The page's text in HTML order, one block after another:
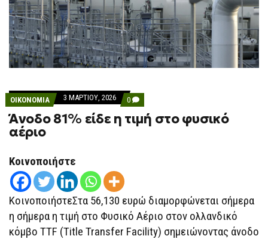
ΟΙΚΟΝΟΜΙΑ 3 ΜΑΡΤΊΟΥ, 2026 0 COMMENTS
ON
ΆΝΟΔΟ
81%
Άνοδο 81% είδε η τιμή στο φυσικό
αέριο
Κοινοποιήστε
ΚοινοποιήστεΣτα 56,130 ευρώ διαμορφώνεται σήμερα
η σήμερα η τιμή στο Φυσικό Αέριο στον ολλανδικό
κόμβο TTF (Title Transfer Facility) σημειώνοντας άνοδο